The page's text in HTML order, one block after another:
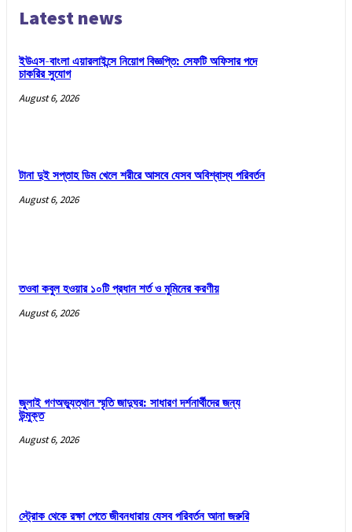
Latest news
ইউএস-বাংলা এয়ারলাইন্সে নিয়োগ বিজ্ঞপ্তি: সেফটি অফিসার পদে
চাকরির সুযোগ
August 6, 2026
টানা দুই সপ্তাহ ডিম খেলে শরীরে আসবে যেসব অবিশ্বাস্য পরিবর্তন
August 6, 2026
তওবা কবুল হওয়ার ১০টি প্রধান শর্ত ও মুমিনের করণীয়
August 6, 2026
জুলাই গণঅভ্যুত্থান স্মৃতি জাদুঘর: সাধারণ দর্শনার্থীদের জন্য
উন্মুক্ত
August 6, 2026
স্ট্রোক থেকে রক্ষা পেতে জীবনধারায় যেসব পরিবর্তন আনা জরুরি